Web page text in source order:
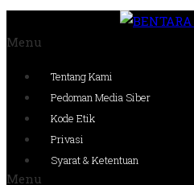
Menu
Tentang Kami
Pedoman Media Siber
Kode Etik
Privasi
Syarat & Ketentuan
Menu